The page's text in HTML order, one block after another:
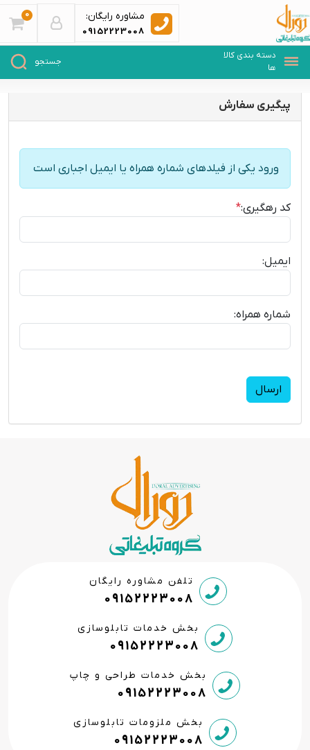
مشاوره رایگان:
09152223008
0
پیگیری سفارش
ورود یکی از فیلدهای شماره همراه یا ایمیل اجباری است
کد رهگیری:*
ایمیل:
شماره همراه:
تلفن مشاوره رایگان
09152223008
بخش خدمات تابلوسازی
09152223008
بخش خدمات طراحی و چاپ
09152223008
بخش ملزومات تابلوسازی
09152223008